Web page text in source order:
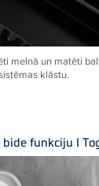
melnā un matēti
klāstu.
funkciju I